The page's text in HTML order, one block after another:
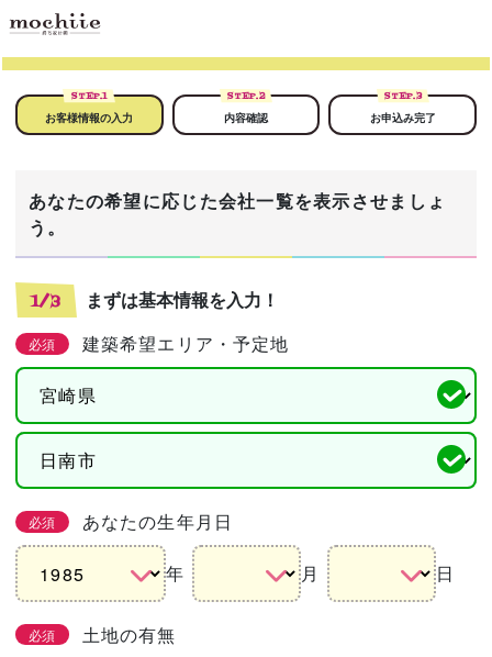
STEP.1
お客様情報の入力
STEP.2
内容確認
STEP.3
お申込み完了
あなたの希望に応じた会社一覧を表示させましょ
う。
1/3 まずは基本情報を入力！
必須 建築希望エリア・予定地
必須 あなたの生年月日
年 月 日
必須 土地の有無